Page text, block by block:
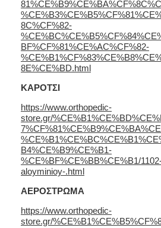
8C%CF%82-
BF%CF%81%CE%AC%CF%82-
8E%CE%BD.html
ΚΑΡΟΤΣΙ
https://www.orthopedic-
store.gr/
B4%CE%B9%CE%B1-
%CE%BF%CE%BB%CE%B1/
aloyminioy-.html
ΑΕΡΟΣΤΡΩΜΑ
https://www.orthopedic-
store.gr/